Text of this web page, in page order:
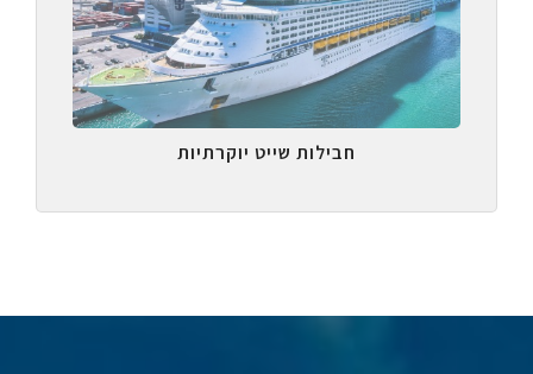
חבילות שייט יוקרתיות